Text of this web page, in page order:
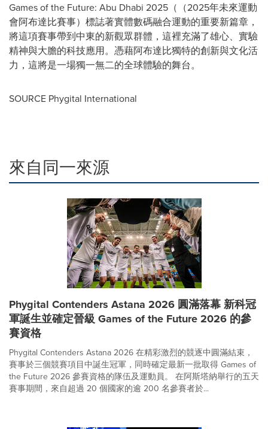
Games of the Future: Abu Dhabi 2025（（2025年未來運動
會阿布達比賽事）標誌著實體數碼融合運動的重要新篇章，
將這項賽事帶到中東的新觀眾群體，這裡充滿了雄心、實驗
精神與大膽的科技應用。憑藉阿布達比獨特的創新與文化活
力，這將是一場獨一無二的全球體驗的舞台。
SOURCE Phygital International
來自同一來源
Phygital Contenders Astana 2026 圓滿落幕 新科冠
軍誕生並確定晉級 Games of the Future 2026 的參
賽資格
Phygital Contenders Astana 2026 在精彩激烈的競逐中圓滿結束，
賽事於三個競賽項目中誕生冠軍，同時確定最新一批取得 Games of
the Future 2026 參賽資格的隊伍及運動員。 在阿斯塔納舉行的五天
賽事期間，來自超過 20 個國家的逾 200 名參賽者於...